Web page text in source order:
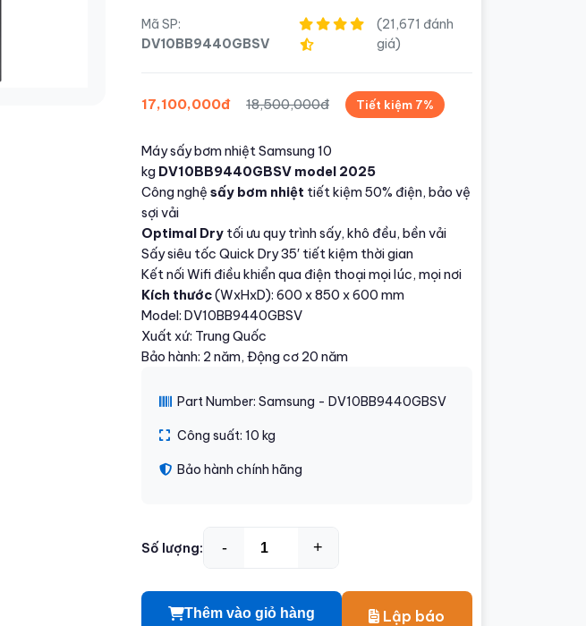
Mã SP:
DV10BB9440GBSV
(21,671 đánh
giá)
17,100,000đ 18,500,000đ Tiết kiệm 7%
Máy sấy bơm nhiệt Samsung 10
kg DV10BB9440GBSV model 2025
Công nghệ sấy bơm nhiệt tiết kiệm 50% điện, bảo vệ
sợi vải
Optimal Dry tối ưu quy trình sấy, khô đều, bền vải
Sấy siêu tốc Quick Dry 35′ tiết kiệm thời gian
Kết nối Wifi điều khiển qua điện thoại mọi lúc, mọi nơi
Kích thước(WxHxD): 600 x 850 x 600 mm
Model: DV10BB9440GBSV
Xuất xứ: Trung Quốc
Bảo hành: 2 năm, Động cơ 20 năm
Part Number: Samsung - DV10BB9440GBSV
Công suất: 10 kg
Bảo hành chính hãng
Số lượng: - +
Thêm vào giỏ hàng
Lập báo